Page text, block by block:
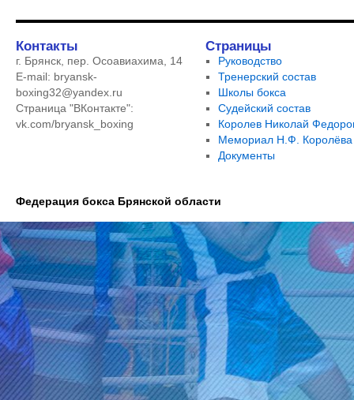
Контакты
г. Брянск, пер. Осоавиахима, 14
E-mail: bryansk-
boxing32@yandex.ru
Страница "ВКонтакте":
vk.com/bryansk_boxing
Страницы
Руководство
Тренерский состав
Школы бокса
Судейский состав
Королев Николай
Мемориал Н.Ф. Королёва
Документы
Федерация бокса Брянской области